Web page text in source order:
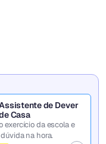
de Dever
Casa
exercício da escola e
na hora.